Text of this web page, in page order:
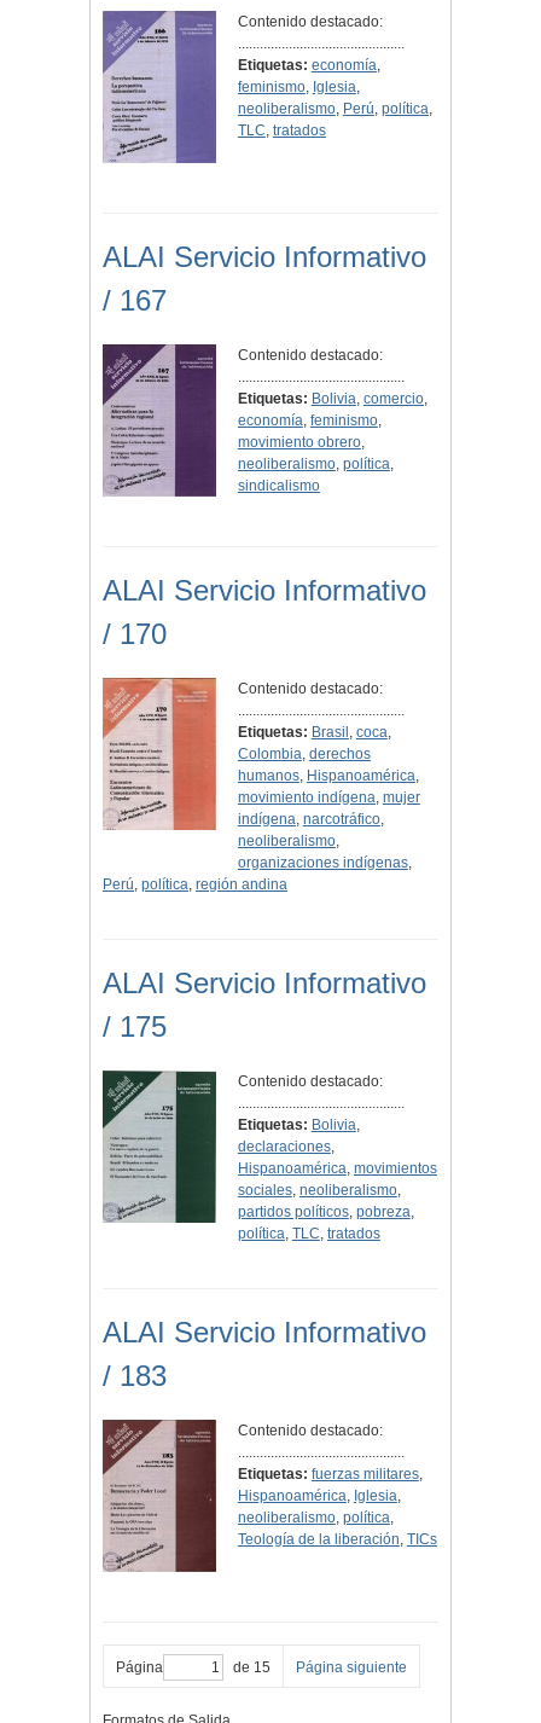
Contenido destacado:
..............................................
Etiquetas: economía,
feminismo, Iglesia,
neoliberalismo, Perú, política,
TLC, tratados
ALAI Servicio Informativo
/ 167
Contenido destacado:
..............................................
Etiquetas: Bolivia, comercio,
economía, feminismo,
movimiento obrero,
neoliberalismo, política,
sindicalismo
ALAI Servicio Informativo
/ 170
Contenido destacado:
..............................................
Etiquetas: Brasil , coca,
Colombia, derechos
humanos, Hispanoamérica,
movimiento indígena, mujer
indígena, narcotráfico,
neoliberalismo,
organizaciones indígenas,
Perú, política, región andina
ALAI Servicio Informativo
/ 175
Contenido destacado:
..............................................
Etiquetas: Bolivia,
declaraciones,
Hispanoamérica, movimientos
sociales, neoliberalismo,
partidos políticos, pobreza,
política, TLC, tratados
ALAI Servicio Informativo
/ 183
Contenido destacado:
..............................................
Etiquetas: fuerzas militares,
Hispanoamérica, Iglesia,
neoliberalismo, política,
Teología de la liberación, TICs
Página de 15 Página siguiente